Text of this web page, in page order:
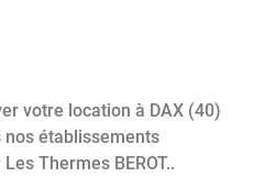
votre location à DAX (40)
établissements
Thermes BEROT..